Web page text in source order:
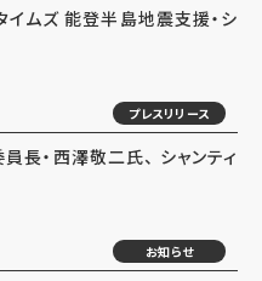
ムズ 能登半島地震支援・シ
プレスリリース
長・西澤敬二氏、 シャンティ
お知らせ